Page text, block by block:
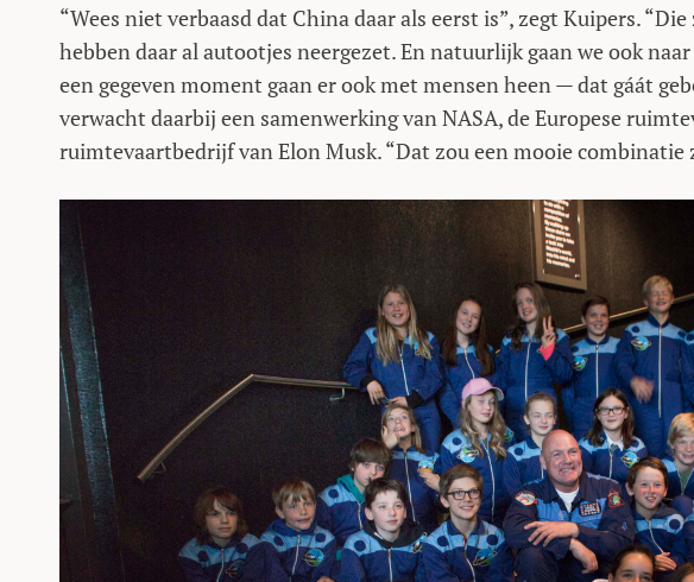
“Wees niet verbaasd dat China daar als eerst is”, zegt Kuipers.
hebben daar al autootjes neergezet. En natuurlijk gaan we ook
een gegeven moment gaan er ook met mensen heen — dat gáát
verwacht daarbij een samenwerking van NASA, de Europese
ruimtevaartbedrijf van Elon Musk. “Dat zou een mooie